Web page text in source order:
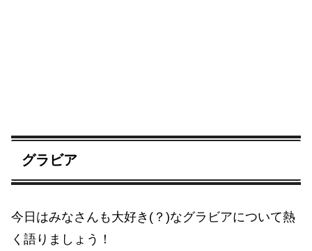
グラビア
今日はみなさんも大好き(？)なグラビアについて熱
く語りましょう！